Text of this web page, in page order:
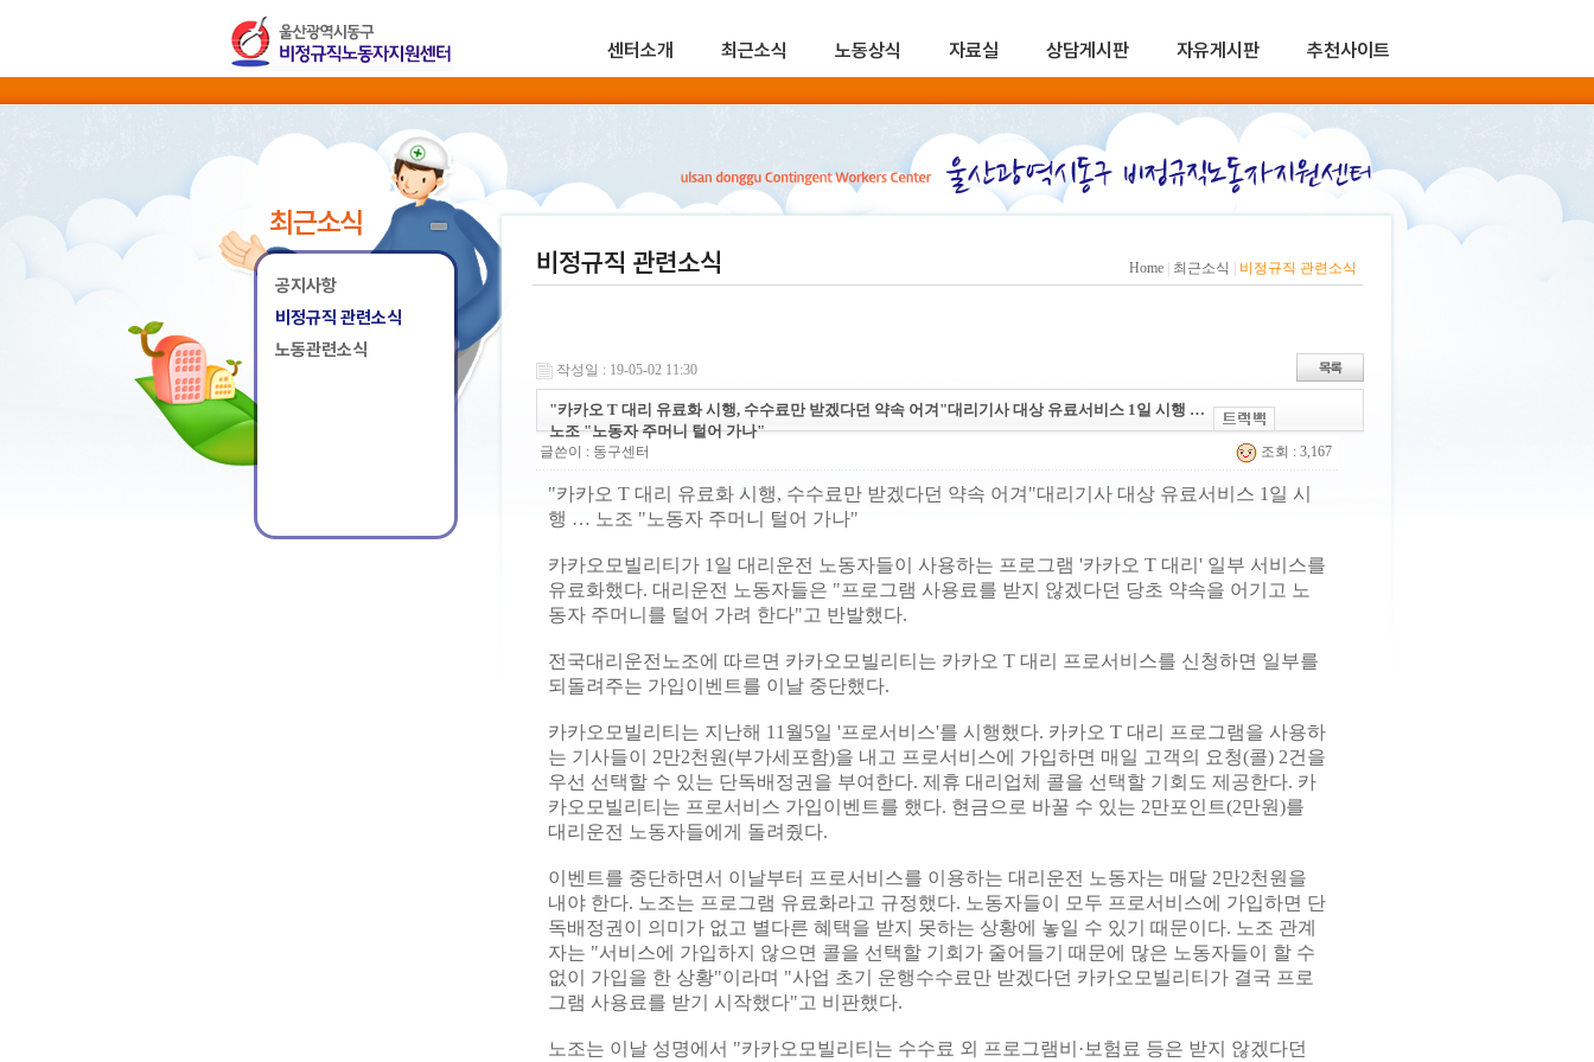
센터소개 최근소식 노동상식 자료실 상담게시판 자유게시판 추천사이트
최근소식
공지사항
비정규직 관련소식
노동관련소식
비정규직 관련소식 Home 최근소식 비정규직 관련소식
작성일 : 19-05-02 11:30
"카카오 T 대리 유료화 시행, 수수료만 받겠다던 약속 어겨"대리기사 대상 유료서비스 1일 시행 …
노조 "노동자 주머니 털어 가나"
글쓴이 : 동구센터 조회 : 3,167
"카카오 T 대리 유료화 시행, 수수료만 받겠다던 약속 어겨"대리기사 대상 유료서비스 1일 시
행 … 노조 "노동자 주머니 털어 가나"
카카오모빌리티가 1일 대리운전 노동자들이 사용하는 프로그램 '카카오 T 대리' 일부 서비스를
유료화했다. 대리운전 노동자들은 "프로그램 사용료를 받지 않겠다던 당초 약속을 어기고 노
동자 주머니를 털어 가려 한다"고 반발했다.
전국대리운전노조에 따르면 카카오모빌리티는 카카오 T 대리 프로서비스를 신청하면 일부를
되돌려주는 가입이벤트를 이날 중단했다.
카카오모빌리티는 지난해 11월5일 '프로서비스'를 시행했다. 카카오 T 대리 프로그램을 사용하
는 기사들이 2만2천원(부가세포함)을 내고 프로서비스에 가입하면 매일 고객의 요청(콜) 2건을
우선 선택할 수 있는 단독배정권을 부여한다. 제휴 대리업체 콜을 선택할 기회도 제공한다. 카
카오모빌리티는 프로서비스 가입이벤트를 했다. 현금으로 바꿀 수 있는 2만포인트(2만원)를
대리운전 노동자들에게 돌려줬다.
이벤트를 중단하면서 이날부터 프로서비스를 이용하는 대리운전 노동자는 매달 2만2천원을
내야 한다. 노조는 프로그램 유료화라고 규정했다. 노동자들이 모두 프로서비스에 가입하면 단
독배정권이 의미가 없고 별다른 혜택을 받지 못하는 상황에 놓일 수 있기 때문이다. 노조 관계
자는 "서비스에 가입하지 않으면 콜을 선택할 기회가 줄어들기 때문에 많은 노동자들이 할 수
없이 가입을 한 상황"이라며 "사업 초기 운행수수료만 받겠다던 카카오모빌리티가 결국 프로
그램 사용료를 받기 시작했다"고 비판했다.
노조는 이날 성명에서 "카카오모빌리티는 수수료 외 프로그램비·보험료 등은 받지 않겠다던